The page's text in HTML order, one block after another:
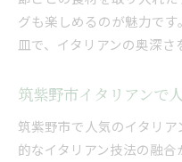
グも楽しめるのが魅力で
皿で、イタリアンの奥深さ
筑紫野市イタリアンで
筑紫野市で人気のイタリ
的なイタリアン技法の融